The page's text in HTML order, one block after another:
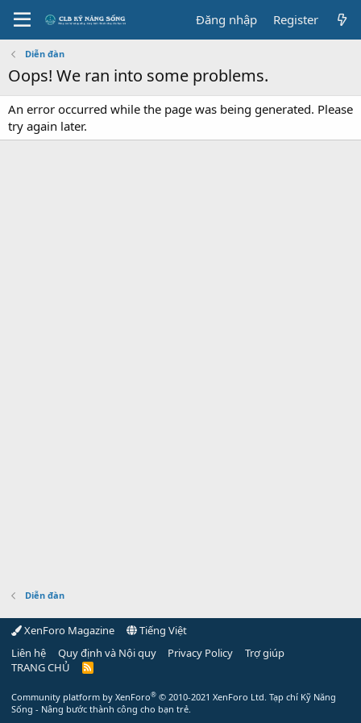
Đăng nhập Register
Diễn đàn
Oops! We ran into some problems.
An error occurred while the page was being generated. Please
try again later.
Diễn đàn
XenForo Magazine
Tiếng Việt
Liên hệ
Quy định và Nội quy Privacy Policy
Trợ giúp
TRANG CHỦ
R
Community platform by XenForo® © 2010-2021 XenForo Ltd. Tạp chí Kỹ Năng
Sống - Nâng bước thành công cho bạn trẻ.